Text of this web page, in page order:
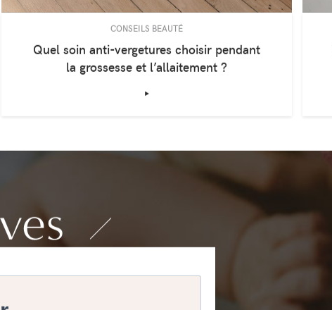
CONSEILS BEAUTÉ
Quel soin anti-vergetures choisir pendant
la grossesse et l’allaitement ?
‣